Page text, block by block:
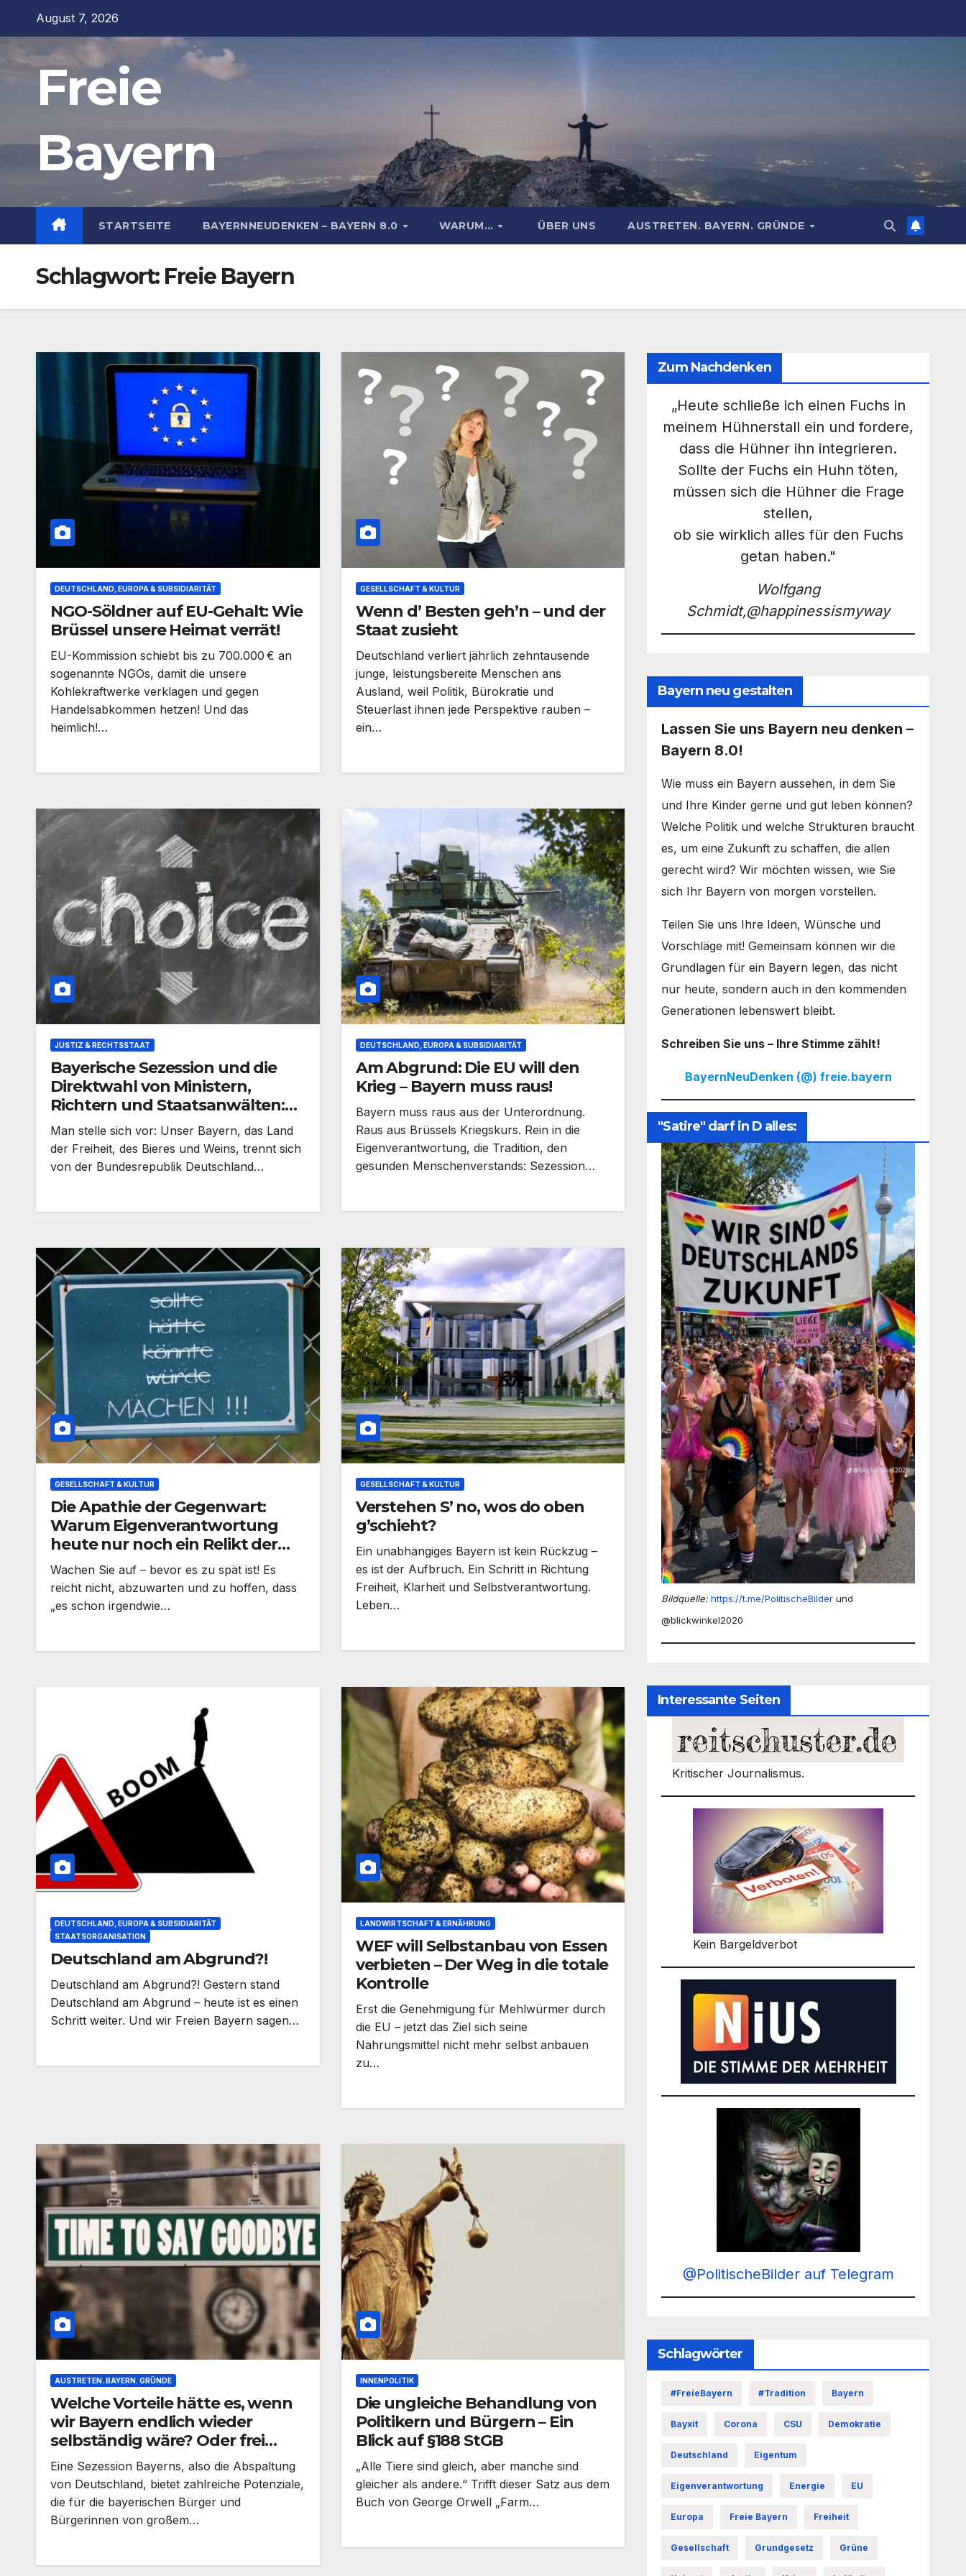
springen
August 7, 2026
Freie
Bayern
STARTSEITE BAYERNNEUDENKEN – BAYERN 8.0 WARUM… ÜBER UNS AUSTRETEN. BAYERN. GRÜNDE
Schlagwort: Freie Bayern
DEUTSCHLAND, EUROPA & SUBSIDIARITÄT
NGO-Söldner auf EU-Gehalt: Wie
Brüssel unsere Heimat verrät!
EU-Kommission schiebt bis zu 700.000 € an
sogenannte NGOs, damit die unsere
Kohlekraftwerke verklagen und gegen
Handelsabkommen hetzen! Und das
heimlich!…
GESELLSCHAFT & KULTUR
Wenn d’ Besten geh’n – und der
Staat zusieht
Deutschland verliert jährlich zehntausende
junge, leistungsbereite Menschen ans
Ausland, weil Politik, Bürokratie und
Steuerlast ihnen jede Perspektive rauben –
ein…
JUSTIZ & RECHTSSTAAT
Bayerische Sezession und die
Direktwahl von Ministern,
Richtern und Staatsanwälten:
Ein Plan für das bessere Bayern
Man stelle sich vor: Unser Bayern, das Land
der Freiheit, des Bieres und Weins, trennt sich
von der Bundesrepublik Deutschland…
DEUTSCHLAND, EUROPA & SUBSIDIARITÄT
Am Abgrund: Die EU will den
Krieg – Bayern muss raus!
Bayern muss raus aus der Unterordnung.
Raus aus Brüssels Kriegskurs. Rein in die
Eigenverantwortung, die Tradition, den
gesunden Menschenverstands: Sezession…
GESELLSCHAFT & KULTUR
Die Apathie der Gegenwart:
Warum Eigenverantwortung
heute nur noch ein Relikt der
Vergangenheit ist – Und warum
es möglicherweise genau so
gewollt ist
Wachen Sie auf – bevor es zu spät ist! Es
reicht nicht, abzuwarten und zu hoffen, dass
„es schon irgendwie…
GESELLSCHAFT & KULTUR
Verstehen S’ no, wos do oben
g’schieht?
Ein unabhängiges Bayern ist kein Rückzug –
es ist der Aufbruch. Ein Schritt in Richtung
Freiheit, Klarheit und Selbstverantwortung.
Leben…
DEUTSCHLAND, EUROPA & SUBSIDIARITÄT
STAATSORGANISATION
Deutschland am Abgrund?!
Deutschland am Abgrund?! Gestern stand
Deutschland am Abgrund – heute ist es einen
Schritt weiter. Und wir Freien Bayern sagen…
LANDWIRTSCHAFT & ERNÄHRUNG
WEF will Selbstanbau von Essen
verbieten – Der Weg in die totale
Kontrolle
Erst die Genehmigung für Mehlwürmer durch
die EU – jetzt das Ziel sich seine
Nahrungsmittel nicht mehr selbst anbauen
zu…
AUSTRETEN. BAYERN. GRÜNDE
Welche Vorteile hätte es, wenn
wir Bayern endlich wieder
selbständig wäre? Oder frei
nach Karl Valentin: Mögen hätte
ich schon wollen, aber dürfen
habe ich mich nicht getraut.
Eine Sezession Bayerns, also die Abspaltung
von Deutschland, bietet zahlreiche Potenziale,
die für die bayerischen Bürger und
Bürgerinnen von großem…
INNENPOLITIK
Die ungleiche Behandlung von
Politikern und Bürgern – Ein
Blick auf §188 StGB
„Alle Tiere sind gleich, aber manche sind
gleicher als andere.“ Trifft dieser Satz aus dem
Buch von George Orwell „Farm…
Zum Nachdenken
„Heute schließe ich einen Fuchs in
meinem Hühnerstall ein und fordere,
dass die Hühner ihn integrieren.
Sollte der Fuchs ein Huhn töten,
müssen sich die Hühner die Frage
stellen,
ob sie wirklich alles für den Fuchs
getan haben."
Wolfgang
Schmidt,@happinessismyway
Bayern neu gestalten
Lassen Sie uns Bayern neu denken –
Bayern 8.0!
Wie muss ein Bayern aussehen, in dem Sie
und Ihre Kinder gerne und gut leben können?
Welche Politik und welche Strukturen braucht
es, um eine Zukunft zu schaffen, die allen
gerecht wird? Wir möchten wissen, wie Sie
sich Ihr Bayern von morgen vorstellen.
Teilen Sie uns Ihre Ideen, Wünsche und
Vorschläge mit! Gemeinsam können wir die
Grundlagen für ein Bayern legen, das nicht
nur heute, sondern auch in den kommenden
Generationen lebenswert bleibt.
Schreiben Sie uns – Ihre Stimme zählt!
BayernNeuDenken (@) freie.bayern
"Satire" darf in D alles:
Bildquelle: https://t.me/PolitischeBilder und
@blickwinkel2020
Interessante Seiten
Kritischer Journalismus.
Kein Bargeldverbot
@PolitischeBilder auf Telegram
Schlagwörter
#FreieBayern #Tradition Bayern
Bayxit Corona CSU Demokratie
Deutschland Eigentum
Eigenverantwortung Energie EU
Europa Freie Bayern Freiheit
Gesellschaft Grundgesetz Grüne